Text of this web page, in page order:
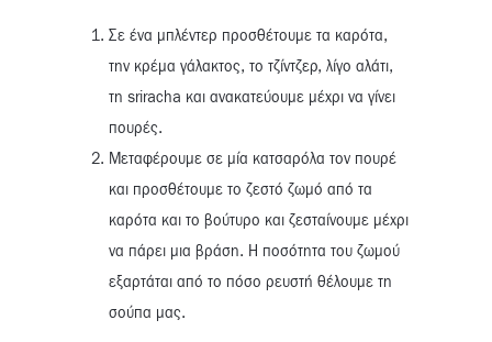
Σε ένα μπλέντερ προσθέτουμε τα καρότα,
την κρέμα γάλακτος, το τζίντζερ, λίγο αλάτι,
τη sriracha και ανακατεύουμε μέχρι να γίνει
πουρές.
Μεταφέρουμε σε μία κατσαρόλα τον πουρέ
και προσθέτουμε το ζεστό ζωμό από τα
καρότα και το βούτυρο και ζεσταίνουμε μέχρι
να πάρει μια βράση. Η ποσότητα του ζωμού
εξαρτάται από το πόσο ρευστή θέλουμε τη
σούπα μας.